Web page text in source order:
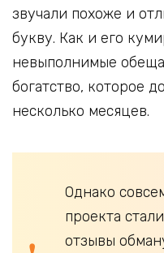
звучали похоже и
букву. Как и его
невыполнимые
богатство, которое
несколько месяцев.
Однако
проекта
отзывы